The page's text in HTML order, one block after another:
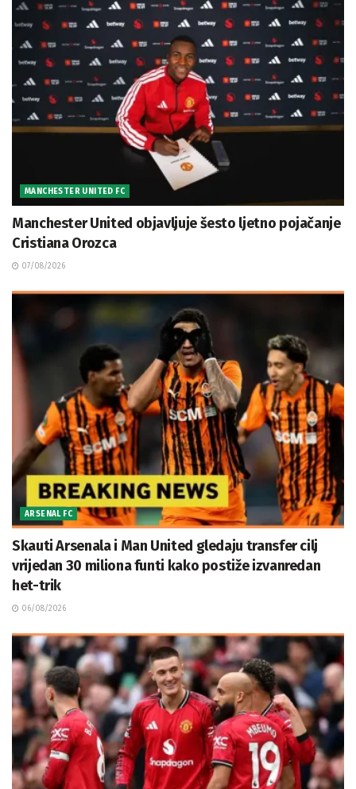
MANCHESTER UNITED FC
Manchester United objavljuje šesto ljetno pojačanje
Cristiana Orozca
07/08/2026
ARSENAL FC
Skauti Arsenala i Man United gledaju transfer cilj
vrijedan 30 miliona funti kako postiže izvanredan
het-trik
06/08/2026